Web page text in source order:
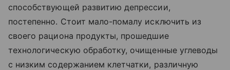
способствующей развитию депрессии,
постепенно. Стоит мало-помалу исключить из
своего рациона продукты, прошедшие
технологическую обработку, очищенные углеводы
с низким содержанием клетчатки, различную